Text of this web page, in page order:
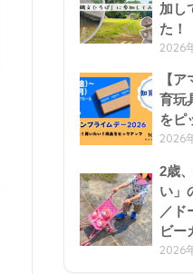
加し
た！
2026
【
育玩
をピ
2026
2歳
い」
／ド
ビー
2026